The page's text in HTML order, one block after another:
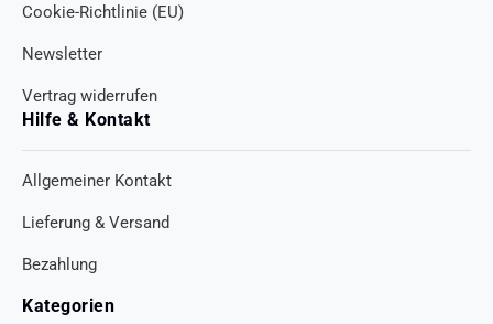
Cookie-Richtlinie (EU)
Newsletter
Vertrag widerrufen
Hilfe & Kontakt
Allgemeiner Kontakt
Lieferung & Versand
Bezahlung
Kategorien